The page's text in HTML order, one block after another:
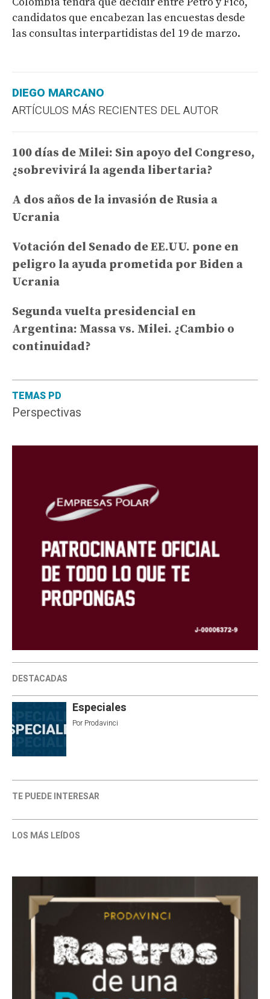
TEMAS PD
Perspectivas
DESTACADAS
Especiales
Por Prodavinci
TE PUEDE INTERESAR
LOS MÁS LEÍDOS
candidatos que encabezan las encuestas desde
las consultas interpartidistas del 19 de marzo.
DIEGO MARCANO
ARTÍCULOS MÁS RECIENTES DEL AUTOR
100 días de Milei: Sin apoyo del Congreso,
¿sobrevivirá la agenda libertaria?
A dos años de la invasión de Rusia a
Ucrania
Votación del Senado de EE.UU. pone en
peligro la ayuda prometida por Biden a
Ucrania
Segunda vuelta presidencial en
Argentina: Massa vs. Milei. ¿Cambio o
continuidad?